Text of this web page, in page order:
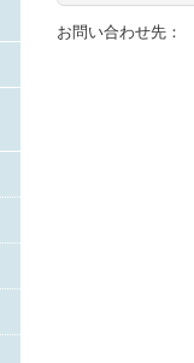
お問い合わせ先